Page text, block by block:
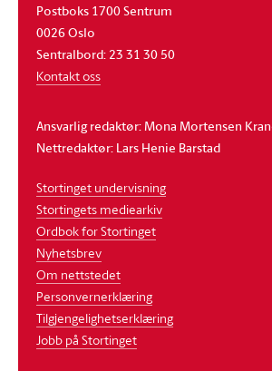
Postboks 1700 Sentrum
0026 Oslo
Sentralbord: 23 31 30 50
Kontakt oss
Ansvarlig redaktør: Mona Mortensen
Nettredaktør: Lars Henie Barstad
Stortinget undervisning
Stortingets mediearkiv
Ordbok for Stortinget
Nyhetsbrev
Om nettstedet
Personvernerklæring
Tilgjengelighetserklæring
Jobb på Stortinget